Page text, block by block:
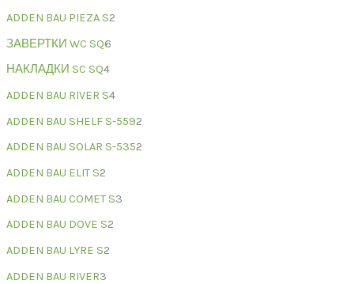
ADDEN BAU PIEZA S2
ЗАВЕРТКИ WC SQ6
НАКЛАДКИ SC SQ4
ADDEN BAU RIVER S4
ADDEN BAU SHELF S-5592
ADDEN BAU SOLAR S-5352
ADDEN BAU ELIT S2
ADDEN BAU COMET S3
ADDEN BAU DOVE S2
ADDEN BAU LYRE S2
ADDEN BAU RIVER3